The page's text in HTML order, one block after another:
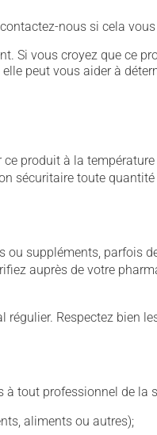
nous si cela
Si vous croyez que ce
peut vous aider à
produit à la
sécuritaire toute
suppléments, parfois
auprès de votre
Respectez bien
tout professionnel de la
aliments ou autres);